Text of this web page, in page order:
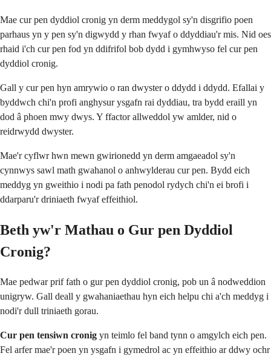
Mae cur pen dyddiol cronig yn derm meddygol sy'n disgrifio poen
parhaus yn y pen sy'n digwydd y rhan fwyaf o ddyddiau'r mis. Nid oes
rhaid i'ch cur pen fod yn ddifrifol bob dydd i gymhwyso fel cur pen
dyddiol cronig.
Gall y cur pen hyn amrywio o ran dwyster o ddydd i ddydd. Efallai y
byddwch chi'n profi anghysur ysgafn rai dyddiau, tra bydd eraill yn
dod â phoen mwy dwys. Y ffactor allweddol yw amlder, nid o
reidrwydd dwyster.
Mae'r cyflwr hwn mewn gwirionedd yn derm amgaeadol sy'n
cynnwys sawl math gwahanol o anhwylderau cur pen. Bydd eich
meddyg yn gweithio i nodi pa fath penodol rydych chi'n ei brofi i
ddarparu'r driniaeth fwyaf effeithiol.
Beth yw'r Mathau o Gur pen Dyddiol
Cronig?
Mae pedwar prif fath o gur pen dyddiol cronig, pob un â nodweddion
unigryw. Gall deall y gwahaniaethau hyn eich helpu chi a'ch meddyg i
nodi'r dull triniaeth gorau.
Cur pen tensiwn cronig yn teimlo fel band tynn o amgylch eich pen.
Fel arfer mae'r poen yn ysgafn i gymedrol ac yn effeithio ar ddwy ochr